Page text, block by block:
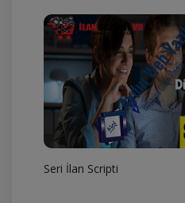
Seri İlan Scripti